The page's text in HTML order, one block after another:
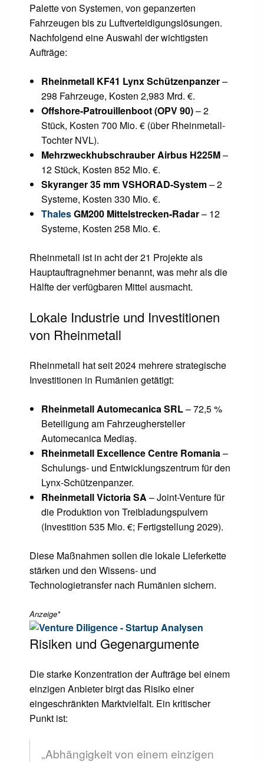
Palette von Systemen, von gepanzerten
Fahrzeugen bis zu Luftverteidigungslösungen.
Nachfolgend eine Auswahl der wichtigsten
Aufträge:
Rheinmetall KF41 Lynx Schützenpanzer–
298 Fahrzeuge, Kosten 2,983 Mrd. €.
Offshore-Patrouillenboot (OPV 90)– 2
Stück, Kosten 700 Mio. € (über Rheinmetall-
Tochter NVL).
Mehrzweckhubschrauber Airbus H225M–
12 Stück, Kosten 852 Mio. €.
Skyranger 35 mm VSHORAD-System– 2
Systeme, Kosten 330 Mio. €.
ThalesGM200 Mittelstrecken-Radar– 12
Systeme, Kosten 258 Mio. €.
Rheinmetall ist in acht der 21 Projekte als
Hauptauftragnehmer benannt, was mehr als die
Hälfte der verfügbaren Mittel ausmacht.
Lokale Industrie und Investitionen
von Rheinmetall
Rheinmetall hat seit 2024 mehrere strategische
Investitionen in Rumänien getätigt:
Rheinmetall Automecanica SRL– 72,5 %
Beteiligung am Fahrzeughersteller
Automecanica Mediaș.
Rheinmetall Excellence Centre Romania–
Schulungs- und Entwicklungszentrum für den
Lynx-Schützenpanzer.
Rheinmetall Victoria SA – Joint-Venture für
die Produktion von Treibladungspulvern
(Investition 535 Mio. €; Fertigstellung 2029).
Diese Maßnahmen sollen die lokale Lieferkette
stärken und den Wissens- und
Technologietransfer nach Rumänien sichern.
Anzeige*
Risiken und Gegenargumente
Die starke Konzentration der Aufträge bei einem
einzigen Anbieter birgt das Risiko einer
eingeschränkten Marktvielfalt. Ein kritischer
Punkt ist:
„Abhängigkeit von einem einzigen